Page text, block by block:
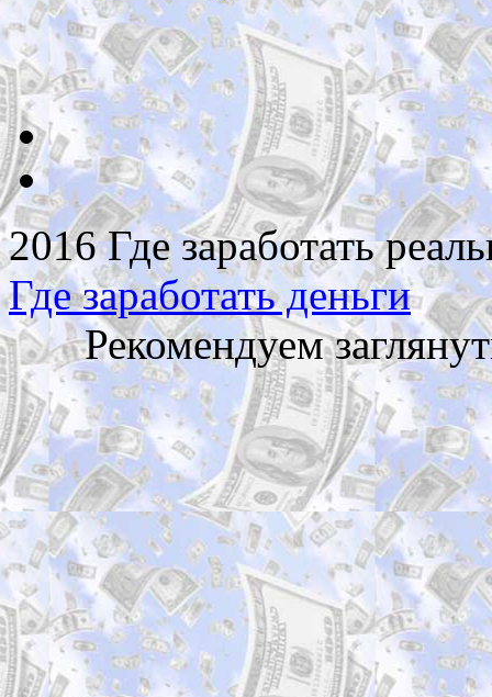
2016 Где заработать
Где заработать деньги
Рекомендуем